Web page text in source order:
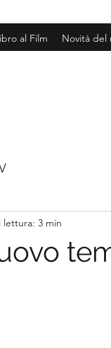
Novità del
al Film
lettura: 3 min